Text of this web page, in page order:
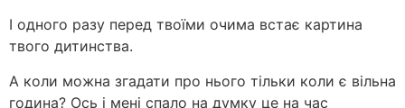
І одного разу перед твоїми очима встає картина
твого дитинства.
А коли можна згадати про нього тільки коли є вільна
година? Ось і мені спало на думку це на час